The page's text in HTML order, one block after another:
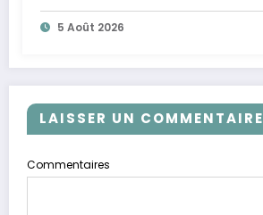
5 Août 2026
LAISSER UN COMMENTAIRE
Commentaires